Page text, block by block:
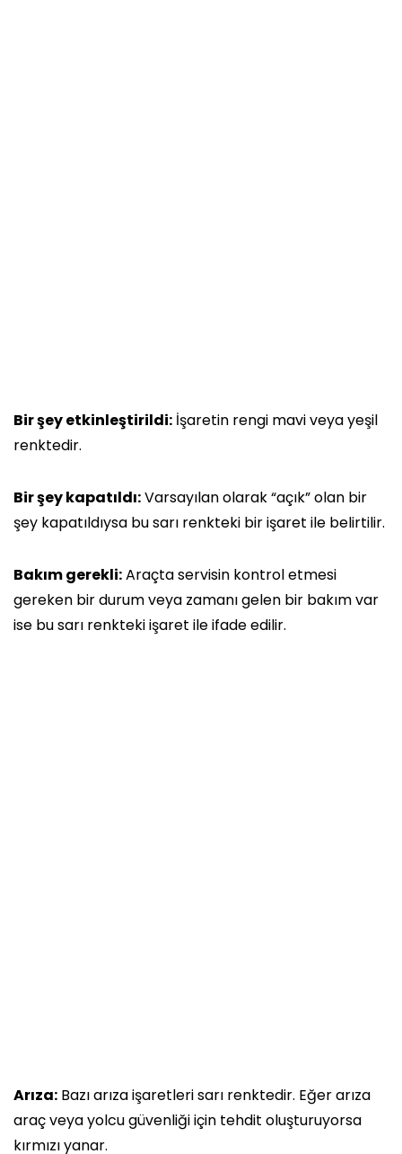
Bir şey etkinleştirildi: İşaretin rengi mavi veya yeşil
renktedir.
Bir şey kapatıldı:Varsayılan olarak “açık” olan bir
şey kapatıldıysa bu sarı renkteki bir işaret ile belirtilir.
Bakım gerekli:Araçta servisin kontrol etmesi
gereken bir durum veya zamanı gelen bir bakım var
ise bu sarı renkteki işaret ile ifade edilir.
Arıza: Bazı arıza işaretleri sarı renktedir. Eğer arıza
araç veya yolcu güvenliği için tehdit oluşturuyorsa
kırmızı yanar.